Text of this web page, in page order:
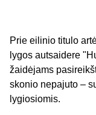
Prie eilinio titulo
lygos autsaidere
žaidėjams
skonio nepajuto –
lygiosiomis.